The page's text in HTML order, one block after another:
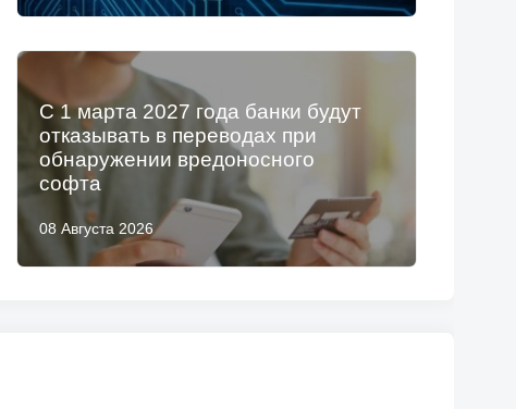
08 Августа 2026
С 1 марта 2027 года банки будут
отказывать в переводах при
обнаружении вредоносного
софта